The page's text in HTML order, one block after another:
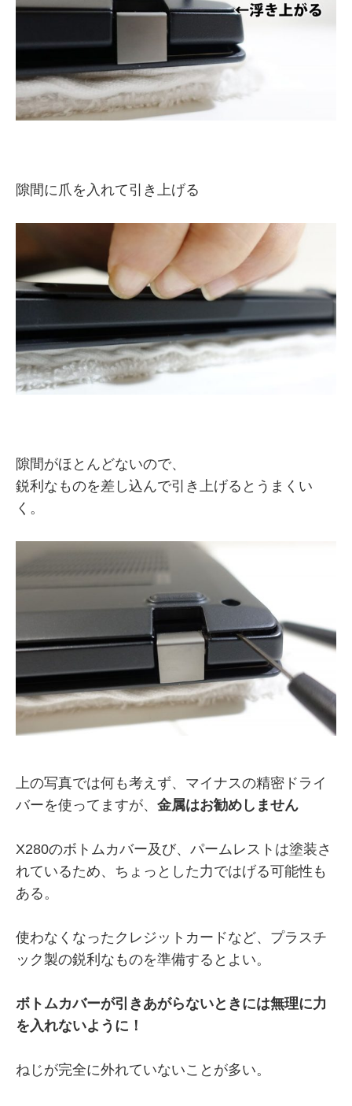
隙間に爪を入れて引き上げる
隙間がほとんどないので、
鋭利なものを差し込んで引き上げるとうまくい
く。
上の写真では何も考えず、マイナスの精密ドライ
バーを使ってますが、 金属はお勧めしません
X280のボトムカバー及び、パームレストは塗装さ
れているため、ちょっとした力ではげる可能性も
ある。
使わなくなったクレジットカードなど、プラスチ
ック製の鋭利なものを準備するとよい。
ボトムカバーが引きあがらないときには無理に力
を入れないように！
ねじが完全に外れていないことが多い。